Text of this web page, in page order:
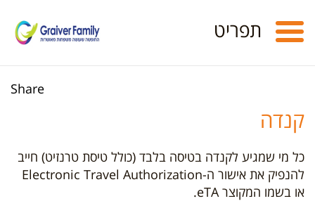
Toggle
navigation
תפריט
Share
קנדה
כל מי שמגיע לקנדה בטיסה בלבד (כולל טיסת טרנזיט) חייב
להנפיק את אישור ה-Electronic Travel Authorization
או בשמו המקוצר eTA.